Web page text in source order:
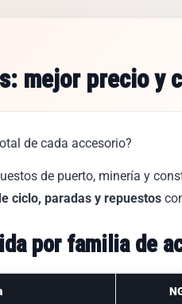
mejor precio y
de cada accesorio?
de puerto, minería y
ciclo, paradas y repuestos
por familia de